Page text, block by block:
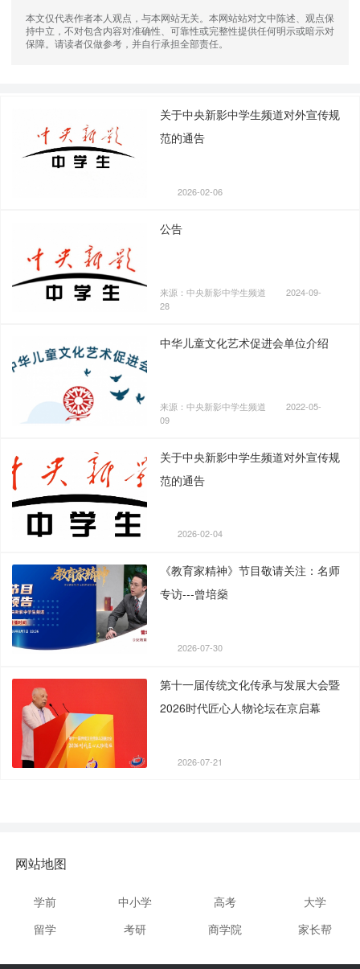
本文仅代表作者本人观点，与本网站无关。本网站站对文中陈述、观点保
持中立，不对包含内容对准确性、可靠性或完整性提供任何明示或暗示对
保障。请读者仅做参考，并自行承担全部责任。
关于中央新影中学生频道对外宣传规
范的通告
2026-02-06
公告
来源：中央新影中学生频道
2024-09-
28
中华儿童文化艺术促进会单位介绍
来源：中央新影中学生频道
2022-05-
09
关于中央新影中学生频道对外宣传规
范的通告
2026-02-04
《教育家精神》节目敬请关注：名师
专访---曾培燊
2026-07-30
第十一届传统文化传承与发展大会暨
2026时代匠心人物论坛在京启幕
2026-07-21
网站地图
学前 中小学 高考
大学
留学
考研 商学院 家长帮